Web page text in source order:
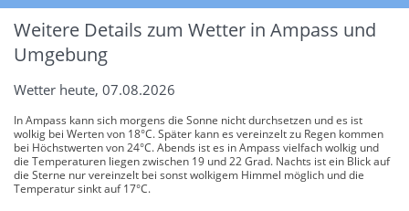
Weitere Details zum Wetter in Ampass und
Umgebung
Wetter heute, 07.08.2026
In Ampass kann sich morgens die Sonne nicht durchsetzen und es ist
wolkig bei Werten von 18°C. Später kann es vereinzelt zu Regen kommen
bei Höchstwerten von 24°C. Abends ist es in Ampass vielfach wolkig und
die Temperaturen liegen zwischen 19 und 22 Grad. Nachts ist ein Blick auf
die Sterne nur vereinzelt bei sonst wolkigem Himmel möglich und die
Temperatur sinkt auf 17°C.